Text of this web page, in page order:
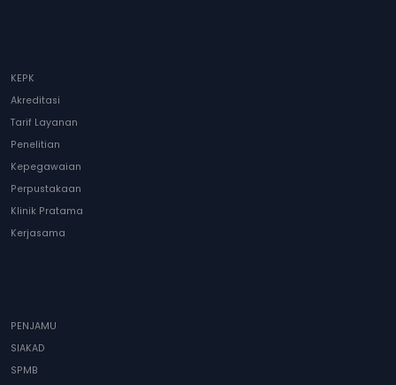
KEPK
Akreditasi
Tarif Layanan
Penelitian
Kepegawaian
Perpustakaan
Klinik Pratama
Kerjasama
PENJAMU
SIAKAD
SPMB